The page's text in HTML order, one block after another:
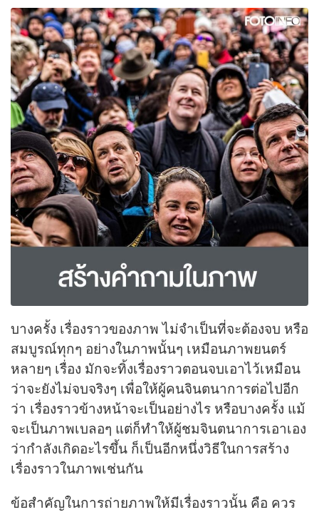
บางครั้ง เรื่องราวของภาพ ไม่จำเป็นที่จะต้องจบ หรือ
สมบูรณ์ทุกๆ อย่างในภาพนั้นๆ เหมือนภาพยนตร์
หลายๆ เรื่อง มักจะทิ้งเรื่องราวตอนจบเอาไว้เหมือน
ว่าจะยังไม่จบจริงๆ เพื่อให้ผู้คนจินตนาการต่อไปอีก
ว่า เรื่องราวข้างหน้าจะเป็นอย่างไร หรือบางครั้ง แม้
จะเป็นภาพเบลอๆ แต่ก็ทำให้ผู้ชมจินตนาการเอาเอง
ว่ากำลังเกิดอะไรขึ้น ก็เป็นอีกหนึ่งวิธีในการสร้าง
เรื่องราวในภาพเช่นกัน
ข้อสำคัญในการถ่ายภาพให้มีเรื่องราวนั้น คือ ควร